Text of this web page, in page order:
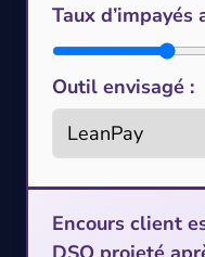
Taux d’impayés
Outil envisagé :
Encours client